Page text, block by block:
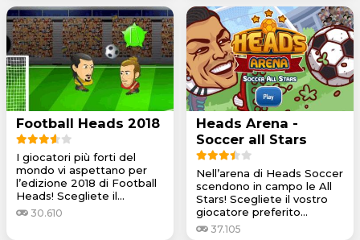
Football Heads 2018
I giocatori più forti del
mondo vi aspettano per
l’edizione 2018 di Football
Heads! Scegliete il...
30.610
Heads Arena -
Soccer all Stars
Nell’arena di Heads Soccer
scendono in campo le All
Stars! Scegliete il vostro
giocatore preferito...
37.105